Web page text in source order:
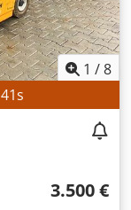
1 /8
40s
3.500 €